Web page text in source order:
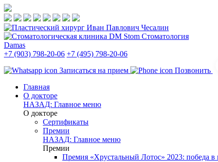
Стоматология
Damas
+7 (903) 798-20-06 +7 (495) 798-20-06
Записаться на прием
Позвонить
Главная
О докторе
НАЗАД: Главное меню
О докторе
Сертификаты
Премии
НАЗАД: Главное меню
Премии
Премия «Хрустальный Лотос» 2023: победа